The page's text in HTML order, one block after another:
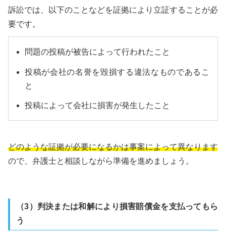
訴訟では、以下のことなどを証拠により立証することが必
要です。
問題の投稿が被告によって行われたこと
投稿が会社の名誉を毀損する違法なものであるこ
と
投稿によって会社に損害が発生したこと
どのような証拠が必要になるかは事案によって異なります
ので、弁護士と相談しながら準備を進めましょう。
（3）判決または和解により損害賠償金を支払ってもら
う